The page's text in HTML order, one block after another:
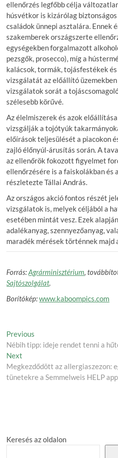
ellenőrzés legfőbb célja
húsvétkor is kizárólag
családok ünnepi asztalára. Ennek
szakemberek országszerte
egységekben forgalmazott
pezsgők, prosecco), míg a
kalácsok, tormák, tojásfestékek
vizsgálatát az előállító
vizsgálatok sorát a
szélesebb körűvé.
Az élelmiszerek és azok
vizsgálják a tojótyúk
előírások teljesülését a piacokon
zajló élőnyúl-árusítás során. A
az ellenőrök fokozott figyelmet
ellenőrzésére is a faiskolákban és
részletezte Tállai András.
Az országos akció fontos részét
vizsgálatok is, melyek céljából a
esetében mintát vesz. Ezek
adalékanyag, szennyezőanyag,
maradék mérések történnek majd
Forrás:Agrárminisztérium ,
Sajtószolgálat.
Borítókép:www.kaboompics.com
Post
navigation
Previous
post:
Nébih tipp: ideje rendet tenni a
Next
post:
Megkezdődött az allergiaszezon:
tünetekre a Semmelweis HELP
Keresés az oldalon